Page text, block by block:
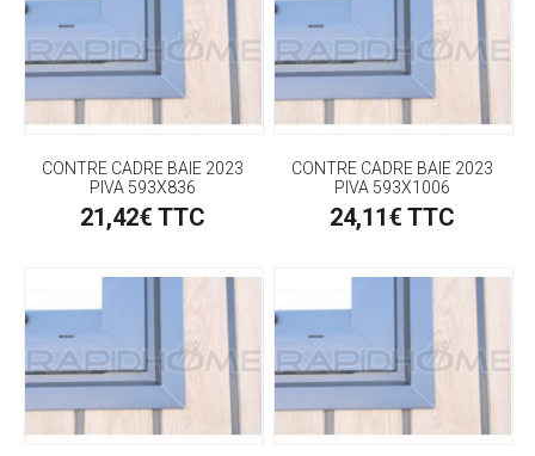
CONTRE CADRE BAIE 2023
PIVA 593X836
21,42€ TTC
CONTRE CADRE BAIE 2023
PIVA 593X1006
24,11€ TTC